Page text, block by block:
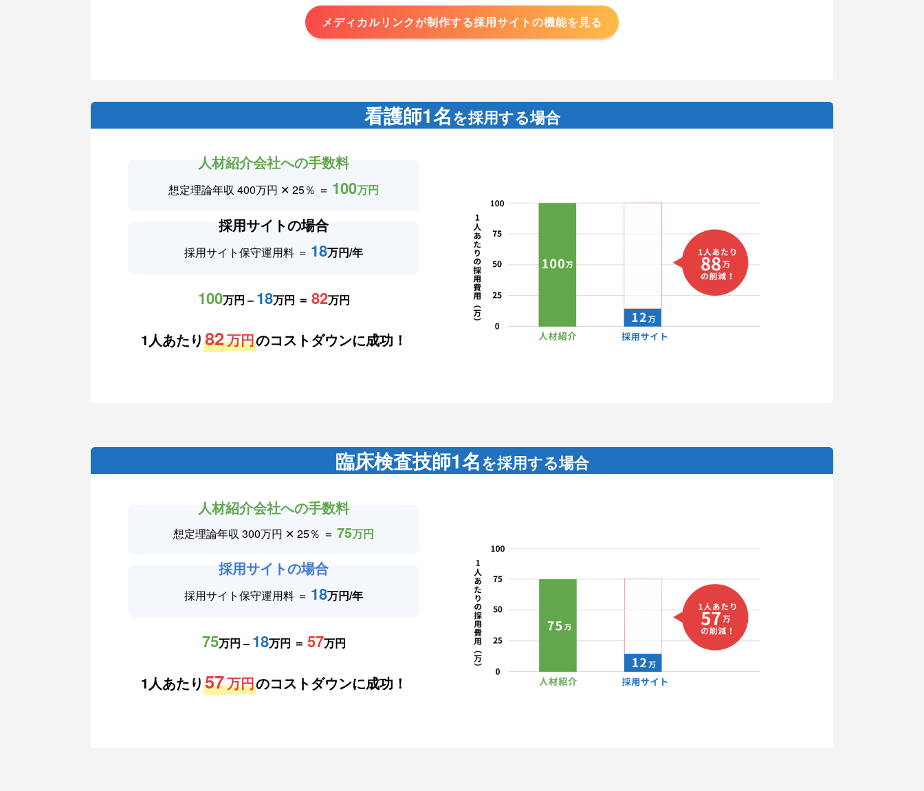
メディカルリンクが制作する採用サイトの機能を見る
看護師1名を採用する場合
人材紹介会社への手数料
想定理論年収 400万円 ✕ 25％ ＝ 100万円
採用サイトの場合
採用サイト保守運用料 ＝ 18万円/年
100万円 – 18万円 ＝ 82万円
1人あたり82万円のコストダウンに成功！
臨床検査技師1名を採用する場合
人材紹介会社への手数料
想定理論年収 300万円 ✕ 25％ ＝75万円
採用サイトの場合
採用サイト保守運用料 ＝ 18万円/年
75万円 – 18万円 ＝ 57万円
1人あたり57万円のコストダウンに成功！